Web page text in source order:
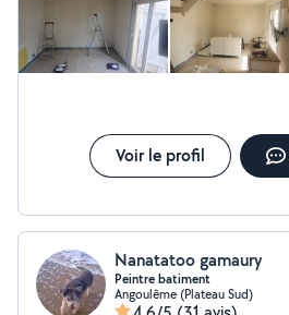
Voir le profil
Nanatatoo gamaury
Peintre batiment
Angoulême (Plateau Sud)